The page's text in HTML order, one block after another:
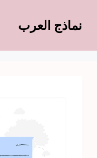
المحتوىنماذج العرب